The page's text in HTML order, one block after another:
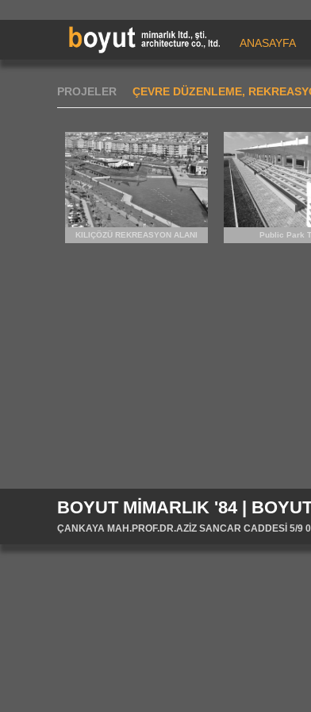
ANASAYFA
PROJELER ÇEVRE DÜZENLEME,
KILIÇÖZÜ REKREASYON ALANI
Public Park
BOYUT MİMARLIK '84 |
ÇANKAYA MAH.PROF.DR.AZİZ SANCAR CADDESİ 5/